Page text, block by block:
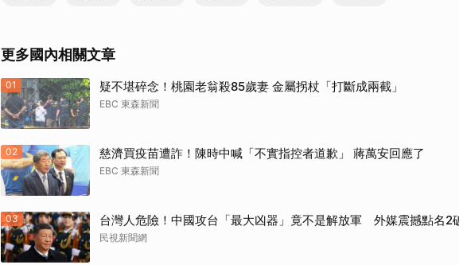
更多國內相關文章
01 疑不堪碎念！桃園老翁殺85歲妻 金屬拐杖「打斷成兩截」
EBC 東森新聞
02 慈濟買疫苗遭詐！陳時中喊「不實指控者道歉」 蔣萬安回應了
EBC 東森新聞
03 台灣人危險！中國攻台「最大凶器」竟不是解放軍 外媒震撼點名2
民視新聞網